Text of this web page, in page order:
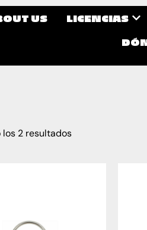
US LICENCIAS
los 2 resultados